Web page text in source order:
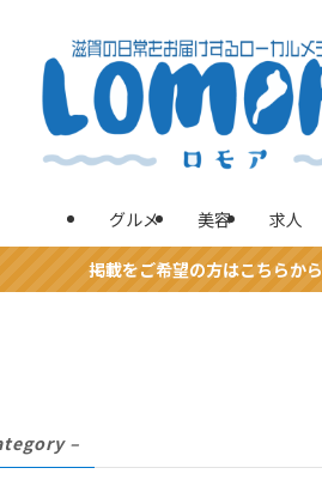
グルメ 美容 求人
掲載をご希望の方はこちらから
–